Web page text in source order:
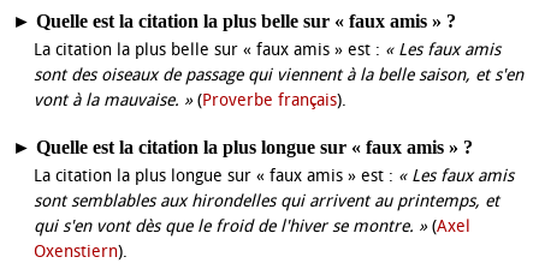
► Quelle est la citation la plus belle sur « faux amis » ?
La citation la plus belle sur « faux amis » est : « Les faux amis
sont des oiseaux de passage qui viennent à la belle saison, et s'en
vont à la mauvaise. »(Proverbe français).
► Quelle est la citation la plus longue sur « faux amis » ?
La citation la plus longue sur « faux amis » est : « Les faux amis
sont semblables aux hirondelles qui arrivent au printemps, et
qui s'en vont dès que le froid de l'hiver se montre. »(Axel
Oxenstiern).